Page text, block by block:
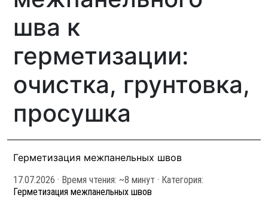
шва к
герметизации:
очистка, грунтовка,
просушка
Герметизация межпанельных швов
17.07.2026 · Время чтения: ~8 минут · Категория:
Герметизация межпанельных швов